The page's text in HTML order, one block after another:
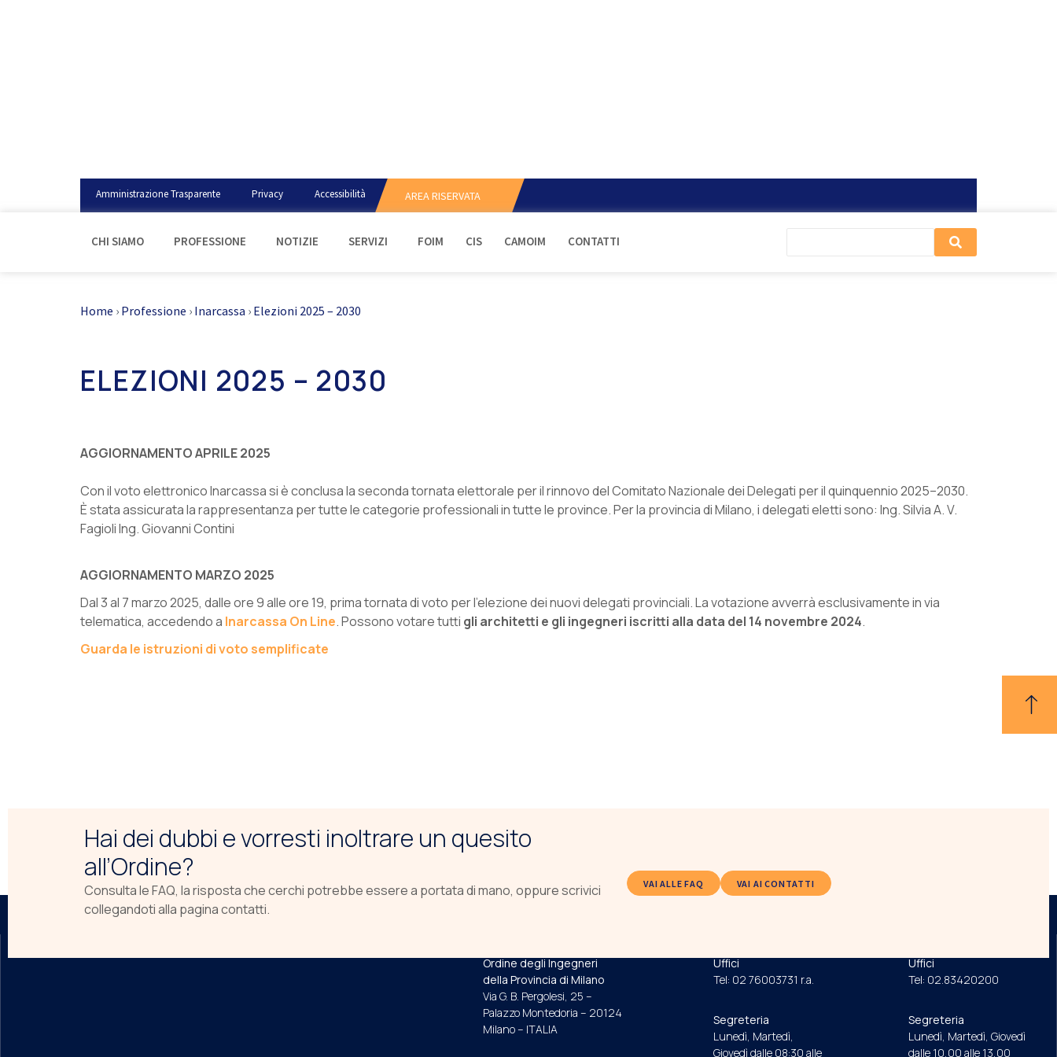
Amministrazione Trasparente Privacy Accessibilità AREA RISERVATA
CHI SIAMO PROFESSIONE NOTIZIE SERVIZI FOIM CIS CAMOIM CONTATTI
Home › Professione › Inarcassa › Elezioni 2025 – 2030
ELEZIONI 2025 – 2030
AGGIORNAMENTO APRILE 2025
Con il voto elettronico Inarcassa si è conclusa la seconda tornata elettorale per il rinnovo del Comitato Nazionale dei Delegati per il quinquennio 2025–2030.
È stata assicurata la rappresentanza per tutte le categorie professionali in tutte le province. Per la provincia di Milano, i delegati eletti sono: Ing. Silvia A. V.
Fagioli Ing. Giovanni Contini
AGGIORNAMENTO MARZO 2025
Dal 3 al 7 marzo 2025, dalle ore 9 alle ore 19, prima tornata di voto per l’elezione dei nuovi delegati provinciali. La votazione avverrà esclusivamente in via
telematica, accedendo a Inarcassa On Line. Possono votare tutti gli architetti e gli ingegneri iscritti alla data del 14 novembre 2024.
Guarda le istruzioni di voto semplificate
Hai dei dubbi e vorresti inoltrare un quesito
all’Ordine?
Consulta le FAQ, la risposta che cerchi potrebbe essere a portata di mano, oppure scrivici
collegandoti alla pagina contatti.
VAI ALLE FAQ VAI AI CONTATTI
Ordine degli Ingegneri
della Provincia di Milano
Via G. B. Pergolesi, 25 –
Palazzo Montedoria – 20124
Milano – ITALIA
Uffici
Tel: 02 76003731 r.a.
Segreteria
Lunedì, Martedì,
Giovedì dalle 08:30 alle
Uffici
Tel: 02.83420200
Segreteria
Lunedì, Martedì, Giovedì
dalle 10,00 alle 13,00